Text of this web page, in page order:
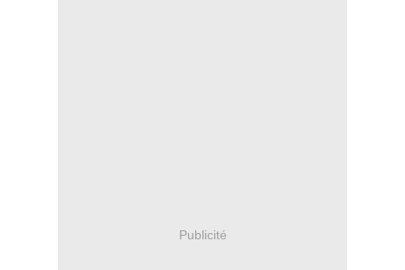
Publicité